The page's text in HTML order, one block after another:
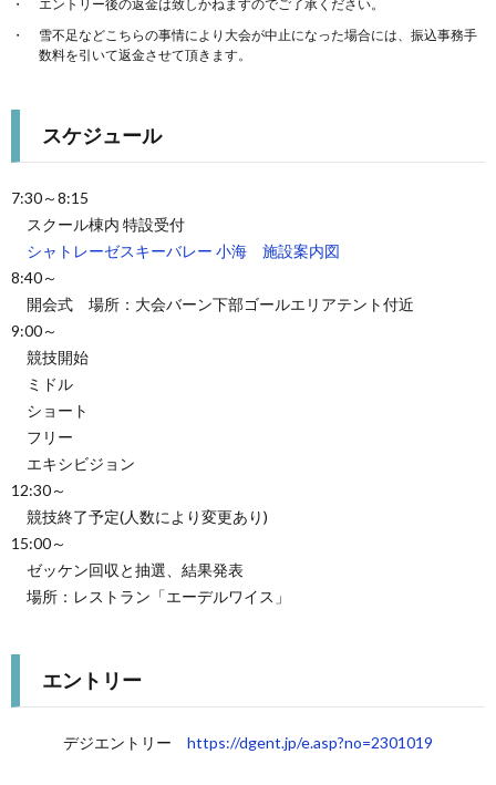
エントリー後の返金は致しかねますのでご了承ください。
雪不足などこちらの事情により大会が中止になった場合には、振込事務手
数料を引いて返金させて頂きます。
スケジュール
7:30～8:15
スクール棟内 特設受付
シャトレーゼスキーバレー 小海 施設案内図
8:40～
開会式 場所：大会バーン下部ゴールエリアテント付近
9:00～
競技開始
ミドル
ショート
フリー
エキシビジョン
12:30～
競技終了予定(人数により変更あり)
15:00～
ゼッケン回収と抽選、結果発表
場所：レストラン「エーデルワイス」
エントリー
デジエントリー https://dgent.jp/e.asp?no=2301019